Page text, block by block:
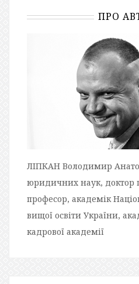
ПРО
ЛІПКАН Володимир
юридичних наук, доктор
професор, академік
вищої освіти України,
кадрової академії